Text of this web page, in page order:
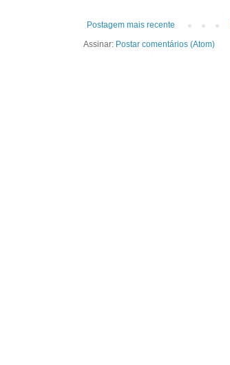
Postagem mais recente
Assinar: Postar comentários (Atom)